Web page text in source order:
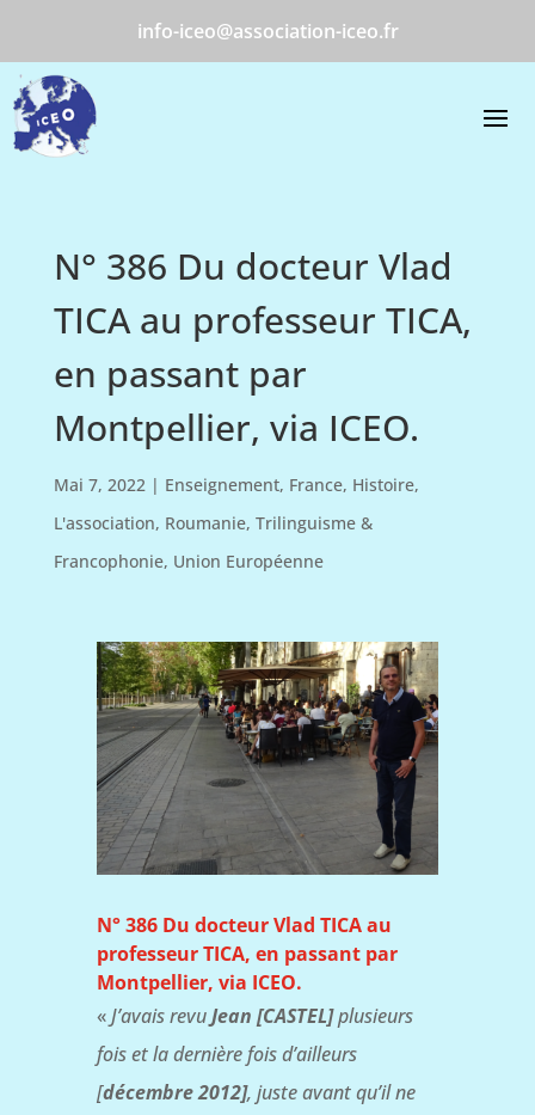
info-iceo@association-iceo.fr
N° 386 Du docteur Vlad
TICA au professeur TICA,
en passant par
Montpellier, via ICEO.
Mai 7, 2022| Enseignement, France, Histoire,
L'association, Roumanie, Trilinguisme &
Francophonie, Union Européenne
N° 386 Du docteur Vlad TICA au
professeur TICA, en passant par
Montpellier, via ICEO.
«J’avais revuJean [CASTEL]plusieurs
fois et la dernière fois d’ailleurs
[décembre 2012], juste avant qu’il ne